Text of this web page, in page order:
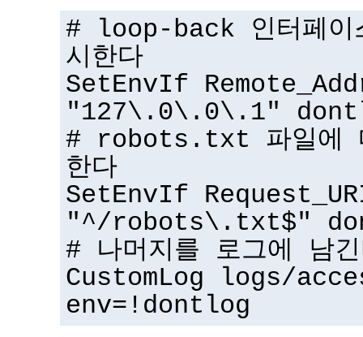
# loop-back 인터페이
시한다
SetEnvIf
"127\.0\.0\.1"
# robots.txt 파일에
한다
SetEnvIf
"^/robots\.txt$"
# 나머지를 로그에 남
CustomLog logs/
env=!dontlog